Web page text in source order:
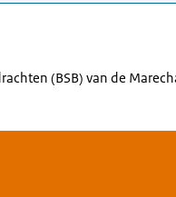
(BSB) van de